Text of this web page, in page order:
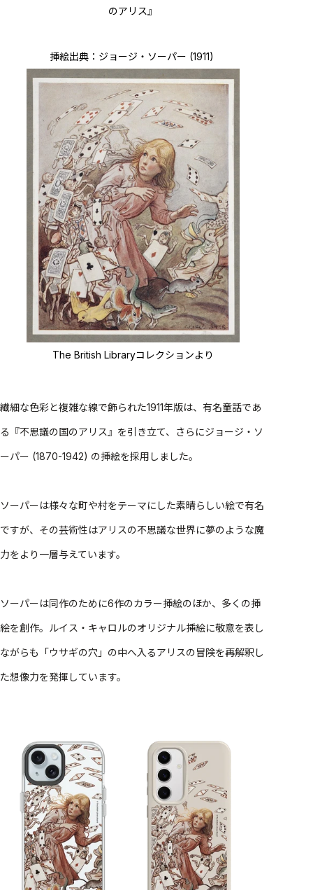
のアリス』
挿絵出典：ジョージ・ソーパー (1911)
The British Libraryコレクションより
繊細な色彩と複雑な線で飾られた1911年版は、有名童話であ
る『不思議の国のアリス』を引き立て、さらにジョージ・ソ
ーパー (1870-1942) の挿絵を採用しました。
ソーパーは様々な町や村をテーマにした素晴らしい絵で有名
ですが、その芸術性はアリスの不思議な世界に夢のような魔
力をより一層与えています。
ソーパーは同作のために6作のカラー挿絵のほか、多くの挿
絵を創作。ルイス・キャロルのオリジナル挿絵に敬意を表し
ながらも「ウサギの穴」の中へ入るアリスの冒険を再解釈し
た想像力を発揮しています。